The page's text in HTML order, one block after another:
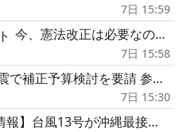
7日 15:59
今、憲法改正は必要なのか──世論調査と識者が語る論点
7日 15:58
正予算検討を要請 参政も提言書
7日 15:30
接近、今後の進路は?台風15号は「雨台風」か…来週関東や北日本直撃の可能性 天達武史気象予報士解説